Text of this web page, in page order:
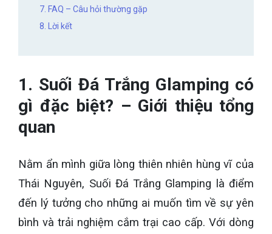
7. FAQ – Câu hỏi thường gặp
8. Lời kết
1. Suối Đá Trắng Glamping có
gì đặc biệt? – Giới thiệu tổng
quan
Nằm ẩn mình giữa lòng thiên nhiên hùng vĩ của
Thái Nguyên, Suối Đá Trắng Glamping là điểm
đến lý tưởng cho những ai muốn tìm về sự yên
bình và trải nghiệm cắm trại cao cấp. Với dòng